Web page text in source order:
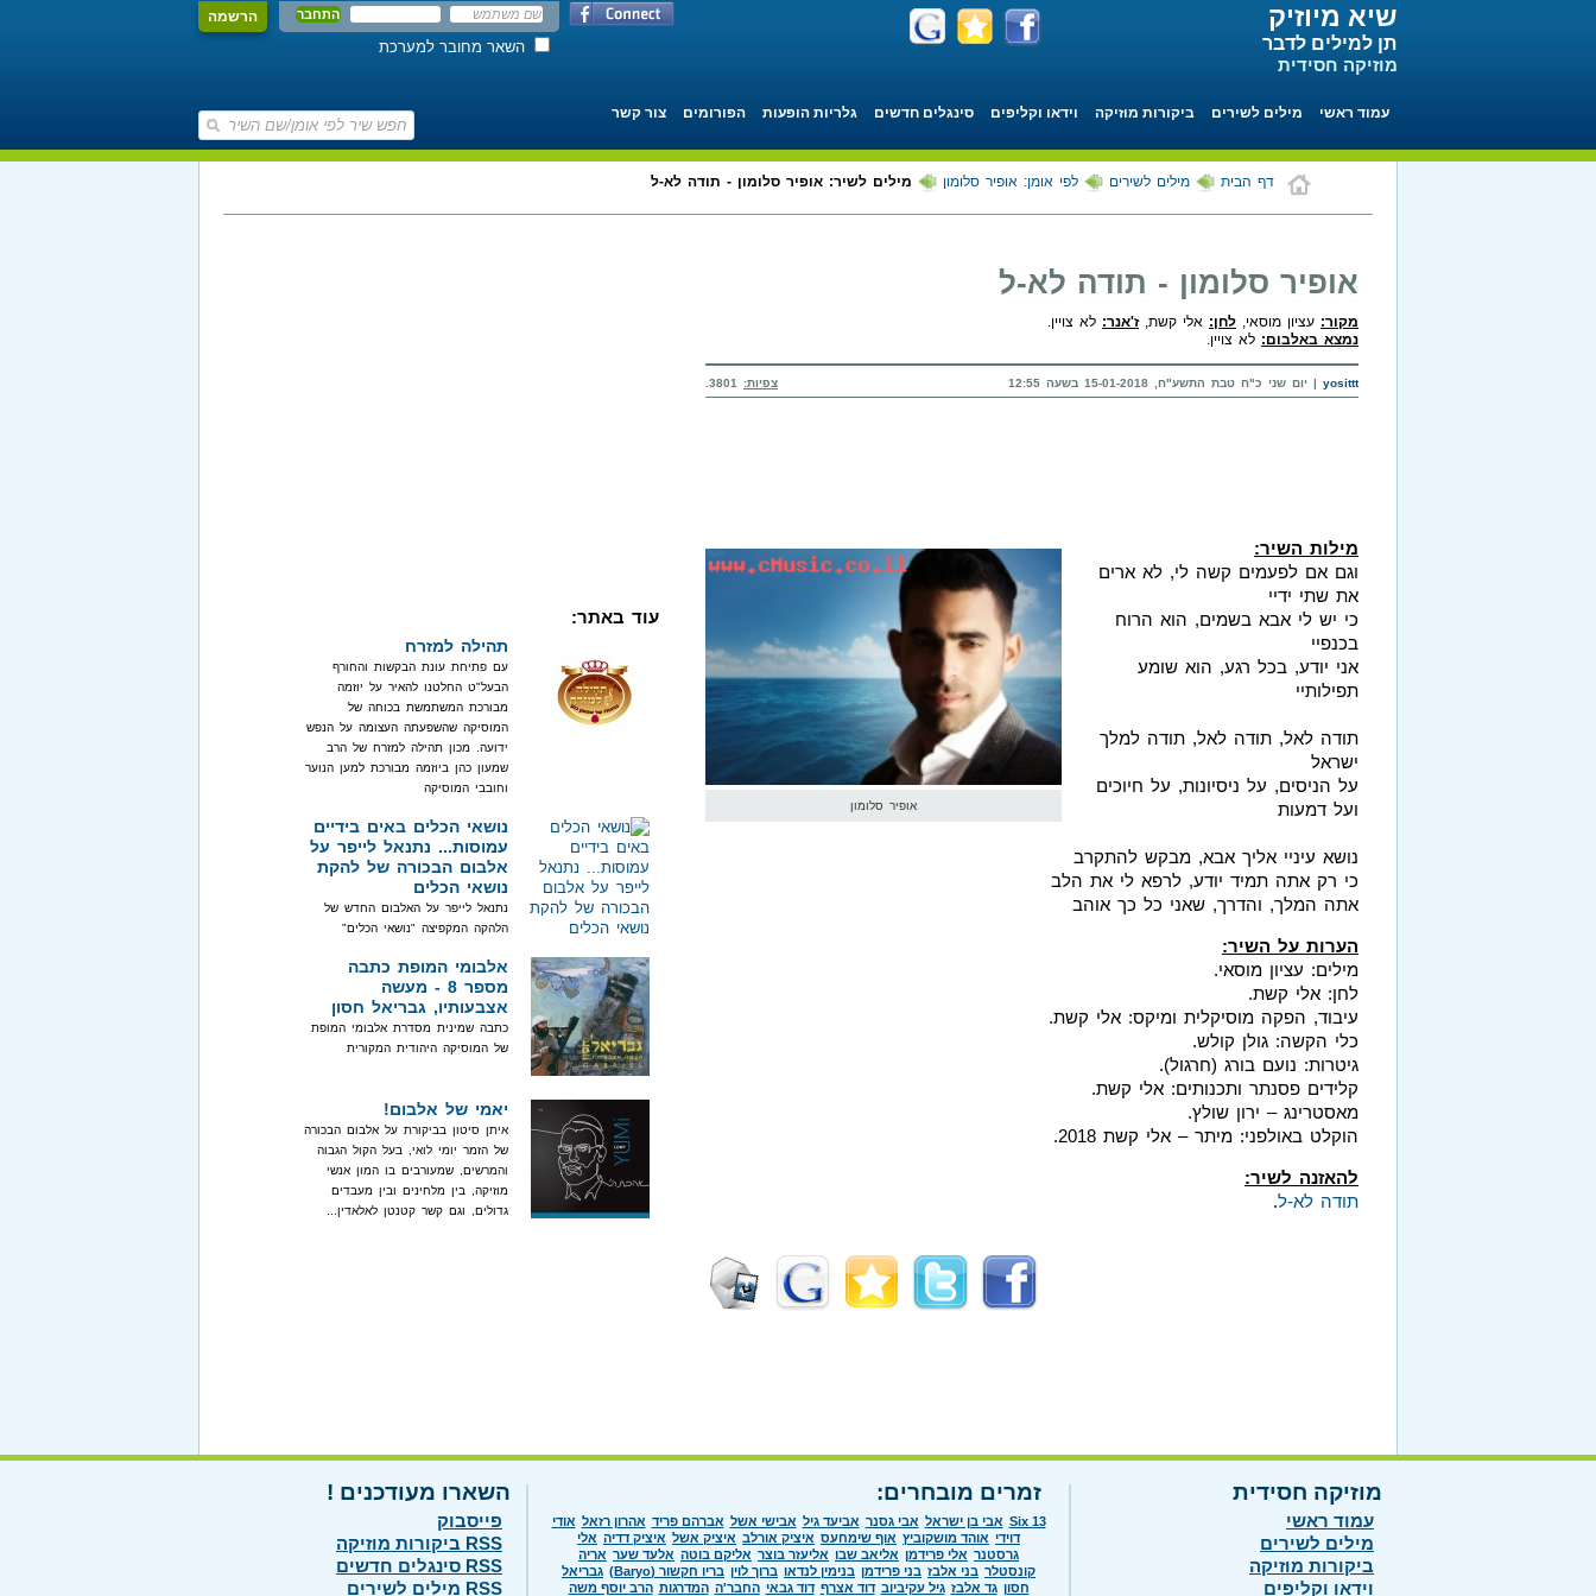
הרשמה
השאר מחובר למערכת
שיא מיוזיק
תן למילים לדבר
מוזיקה חסידית
עמוד ראשי מילים לשירים ביקורות מוזיקה וידאו וקליפים סינגלים חדשים גלריות הופעות הפורומים צור קשר
דף הבית מילים לשירים לפי אומן: אופיר סלומון מילים לשיר: אופיר סלומון - תודה לא-ל
אופיר סלומון - תודה לא-ל
מקור: עציון מוסאי, לחן: אלי קשת,ז'אנר: לא צויין.
נמצא באלבום: לא צויין.
yosittt | יום שני כ"ח טבת התשע"ח, 15-01-2018 בשעה 12:55 צפיות:
אופיר סלומון
מילות השיר:
וגם אם לפעמים קשה לי, לא ארים
את שתי ידיי
כי יש לי אבא בשמים, הוא הרוח
בכנפיי
אני יודע, בכל רגע, הוא שומע
תפילותיי
תודה לאל, תודה לאל, תודה למלך
ישראל
על הניסים, על ניסיונות, על חיוכים
ועל דמעות
נושא עיניי אליך אבא, מבקש להתקרב
כי רק אתה תמיד יודע, לרפא לי את הלב
אתה המלך, והדרך, שאני כל כך אוהב
הערות על השיר:
מילים: עציון מוסאי.
לחן: אלי קשת.
עיבוד, הפקה מוסיקלית ומיקס: אלי קשת.
כלי הקשה: גולן קולש.
גיטרות: נועם בורג (חרגול).
קלידים פסנתר ותכנותים: אלי קשת.
מאסטרינג – ירון שולץ.
הוקלט באולפני: מיתר – אלי קשת 2018.
להאזנה לשיר:
תודה לא-ל.
עוד באתר:
תהילה למזרח
עם פתיחת עונת הבקשות והחורף
הבעל"ט החלטנו להאיר על יוזמה
מבורכת המשתמשת בכוחה של
המוסיקה שהשפעתה העצומה על הנפש
ידועה. מכון תהילה למזרח של הרב
שמעון כהן ביוזמה מבורכת למען הנוער
וחובבי המוסיקה
נושאי הכלים באים בידיים
עמוסות... נתנאל לייפר על
אלבום הבכורה של להקת
נושאי הכלים
נתנאל לייפר על האלבום החדש של
הלהקה המקפיצה "נושאי הכלים"
אלבומי המופת כתבה
מספר 8 - מעשה
אצבעותיו, גבריאל חסון
כתבה שמינית מסדרת אלבומי המופת
של המוסיקה היהודית המקורית
יאמי של אלבום!
איתן סיטון בביקורת על אלבום הבכורה
של הזמר יומי לואי, בעל הקול הגבוה
והמרשים, שמעורבים בו המון אנשי
מוזיקה, בין מלחינים ובין מעבדים
גדולים, וגם קשר קטנטן לאלאדין...
מוזיקה חסידית
עמוד ראשי
מילים לשירים
ביקורות מוזיקה
וידאו וקליפים
זמרים מובחרים:
Six 13 אבי בן ישראל אבי גסנר אביעד גיל אבישי אשל אברהם פריד אהרון רזאל אודי
דוידי אוהד מושקוביץ אוף שימחעס איציק אורלב איציק אשל איציק דדיה אלי
גרסטנר אלי פרידמן אליאב שבו אליעזר בוצר אליקם בוטה אלעד שער אריה
קונסטלר בני אלבז בני פרידמן בנימין לנדאו ברוך לוין בריו חקשור (Baryo)
גבריאל
חסון גד אלבז גיל עקיביוב דוד אצרף דוד גבאי החבר'ה המדרגות הרב יוסף משה
השארו מעודכנים !
פייסבוק
RSS ביקורות מוזיקה
RSS סינגלים חדשים
RSS מילים לשירים